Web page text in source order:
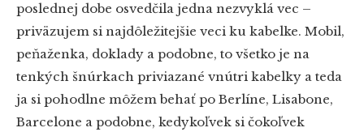
poslednej dobe osvedčila jedna nezvyklá vec –
priväzujem si najdôležitejšie veci ku kabelke. Mobil,
peňaženka, doklady a podobne, to všetko je na
tenkých šnúrkach priviazané vnútri kabelky a teda
ja si pohodlne môžem behať po Berlíne, Lisabone,
Barcelone a podobne, kedykoľvek si čokoľvek